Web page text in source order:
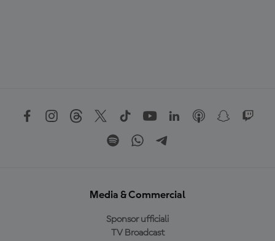
Media & Commercial
Sponsor ufficiali
TV Broadcast